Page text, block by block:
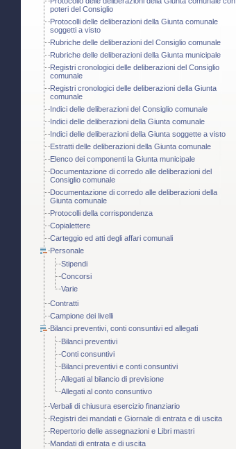
poteri del Consiglio
Protocolli delle deliberazioni della Giunta comunale
soggetti a visto
Rubriche delle deliberazioni del Consiglio comunale
Rubriche delle deliberazioni della Giunta municipale
Registri cronologici delle deliberazioni del Consiglio
comunale
Registri cronologici delle deliberazioni della Giunta
comunale
Indici delle deliberazioni del Consiglio comunale
Indici delle deliberazioni della Giunta comunale
Indici delle deliberazioni della Giunta soggette a visto
Estratti delle deliberazioni della Giunta comunale
Elenco dei componenti la Giunta municipale
Documentazione di corredo alle deliberazioni del
Consiglio comunale
Documentazione di corredo alle deliberazioni della
Giunta comunale
Protocolli della corrispondenza
Copialettere
Carteggio ed atti degli affari comunali
Personale
Stipendi
Concorsi
Varie
Contratti
Campione dei livelli
Bilanci preventivi, conti consuntivi ed allegati
Bilanci preventivi
Conti consuntivi
Bilanci preventivi e conti consuntivi
Allegati al bilancio di previsione
Allegati al conto consuntivo
Verbali di chiusura esercizio finanziario
Registri dei mandati e Giornale di entrata e di uscita
Repertorio delle assegnazioni e Libri mastri
Mandati di entrata e di uscita